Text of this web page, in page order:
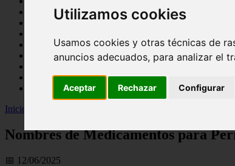
Utilizamos cookies
Usamos cookies y otras técnicas de
anuncios adecuados, para analizar el
Aceptar Rechazar Configurar
acuariofilia
articulos
nombres para gatos
novedades
uncategorized
Inicio
Nombres de Medicamentos para
📅 12/06/2025